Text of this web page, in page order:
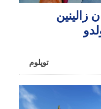
۶ ایدمان زالینین
توپلوم